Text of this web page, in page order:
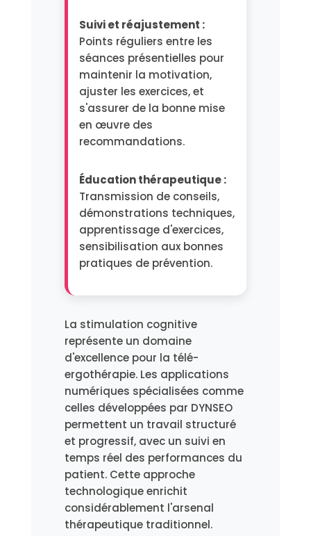
Suivi et réajustement :
Points réguliers entre les
séances présentielles pour
maintenir la motivation,
ajuster les exercices, et
s'assurer de la bonne mise
en œuvre des
recommandations.
Éducation thérapeutique :
Transmission de conseils,
démonstrations techniques,
apprentissage d'exercices,
sensibilisation aux bonnes
pratiques de prévention.
La stimulation cognitive
représente un domaine
d'excellence pour la télé-
ergothérapie. Les applications
numériques spécialisées comme
celles développées par DYNSEO
permettent un travail structuré
et progressif, avec un suivi en
temps réel des performances du
patient. Cette approche
technologique enrichit
considérablement l'arsenal
thérapeutique traditionnel.